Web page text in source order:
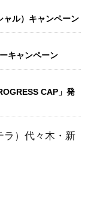
ャル）キャンペーン
キャンペーン
CAP」発
ラ）代々木・新